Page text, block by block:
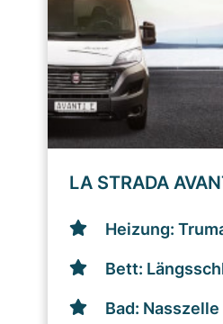
LA STRADA
Heizung:
Bett:
Bad: